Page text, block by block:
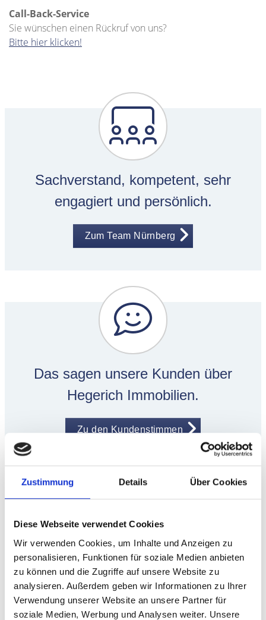
Zustimmung Details Über Cookies
Diese Webseite verwendet Cookies
Wir verwenden Cookies, um Inhalte und Anzeigen zu
personalisieren, Funktionen für soziale Medien anbieten
zu können und die Zugriffe auf unsere Website zu
analysieren. Außerdem geben wir Informationen zu Ihrer
Verwendung unserer Website an unsere Partner für
soziale Medien, Werbung und Analysen weiter. Unsere
Call-Back-Service
Sie wünschen einen Rückruf von uns?
Bitte hier klicken!
Sachverstand, kompetent, sehr
engagiert und persönlich.
Zum Team Nürnberg
Das sagen unsere Kunden über
Hegerich Immobilien.
Zu den Kundenstimmen
Höchstleistung: Unsere
Auszeichnungen - Ihr Vorteil.